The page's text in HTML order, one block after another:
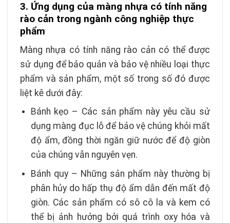
3. Ứng dụng của màng nhựa có tính năng
rào cản trong ngành công nghiệp thực
phẩm
Màng nhựa có tính năng rào cản có thể được
sử dụng để bảo quản và bảo vệ nhiều loại thực
phẩm và sản phẩm, một số trong số đó được
liệt kê dưới đây:
Bánh kẹo – Các sản phẩm này yêu cầu sử
dụng màng đục lỗ để bảo vệ chúng khỏi mất
độ ẩm, đồng thời ngăn giữ nước để độ giòn
của chúng vẫn nguyên vẹn.
Bánh quy – Những sản phẩm này thường bị
phân hủy do hấp thụ độ ẩm dẫn đến mất độ
giòn. Các sản phẩm có sô cô la và kem có
thể bị ảnh hưởng bởi quá trình oxy hóa và